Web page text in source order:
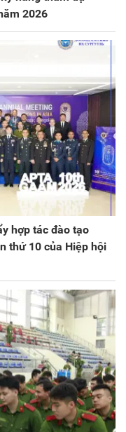
2026
hợp tác đào tạo
thứ 10 của Hiệp hội